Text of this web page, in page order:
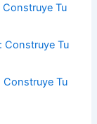
Construye Tu
Construye Tu
Construye Tu